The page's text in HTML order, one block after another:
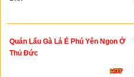
Quán Lẩu Gà Lá É Phú Yên Ngon Ở
Thủ Đức